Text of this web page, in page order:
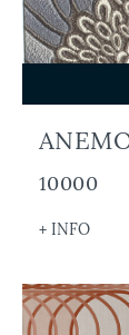
10000
+ INFO